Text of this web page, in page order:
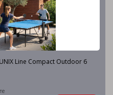
Line Compact Outdoor 6